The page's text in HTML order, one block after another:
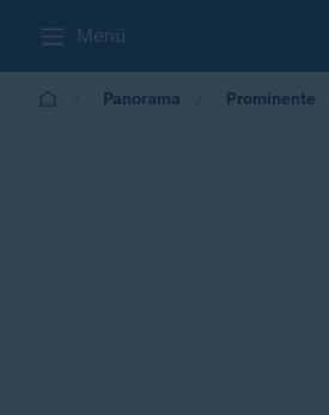
Menü
Panorama Prominente